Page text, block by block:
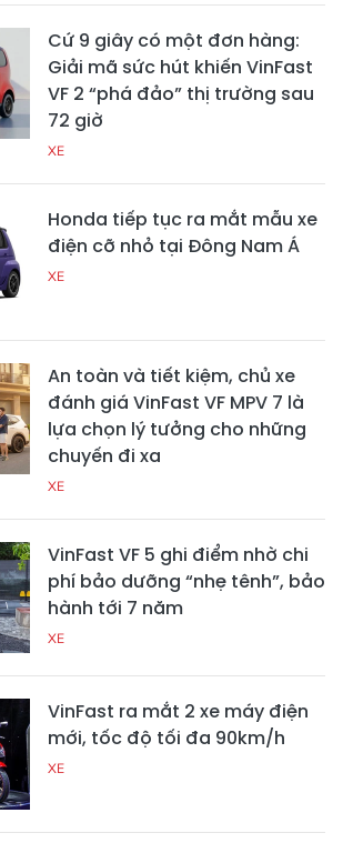
Cứ 9 giây có một đơn hàng:
Giải mã sức hút khiến VinFast
VF 2 “phá đảo” thị trường sau
72 giờ
XE
Honda tiếp tục ra mắt mẫu xe
điện cỡ nhỏ tại Đông Nam Á
XE
An toàn và tiết kiệm, chủ xe
đánh giá VinFast VF MPV 7 là
lựa chọn lý tưởng cho những
chuyến đi xa
XE
VinFast VF 5 ghi điểm nhờ chi
phí bảo dưỡng “nhẹ tênh”, bảo
hành tới 7 năm
XE
VinFast ra mắt 2 xe máy điện
mới, tốc độ tối đa 90km/h
XE